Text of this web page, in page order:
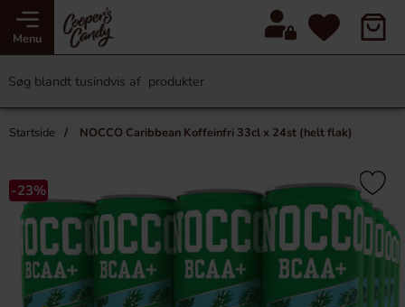
Menu
Startside NOCCO Caribbean Koffeinfri 33cl x 24st (helt flak)
-23%